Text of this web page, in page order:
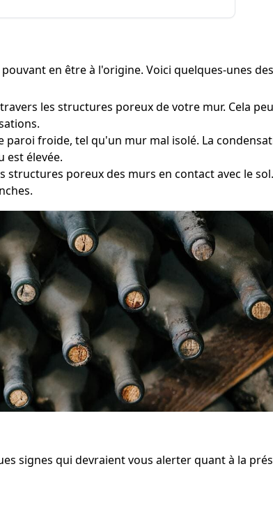
en être à l'origine. Voici quelques-unes
les structures poreux de votre mur. Cela
paroi froide, tel qu'un mur mal isolé. La
est élevée.
poreux des murs en contact avec le
signes qui devraient vous alerter quant à la